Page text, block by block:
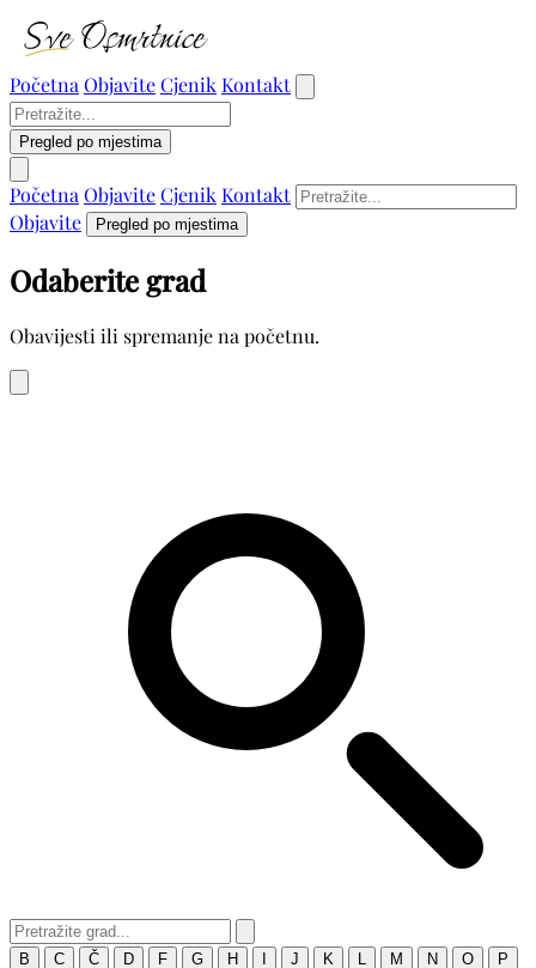
Početna ObjaviteCjenik Kontakt
Pregled po mjestima
Početna ObjaviteCjenik Kontakt
Objavite
Pregled po mjestima
Odaberite grad
Obavijesti ili spremanje na početnu.
B C Č D F G H J K M N O
P